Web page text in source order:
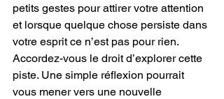
petits gestes pour attirer votre attention
et lorsque quelque chose persiste dans
votre esprit ce n’est pas pour rien.
Accordez-vous le droit d’explorer cette
piste. Une simple réflexion pourrait
vous mener vers une nouvelle